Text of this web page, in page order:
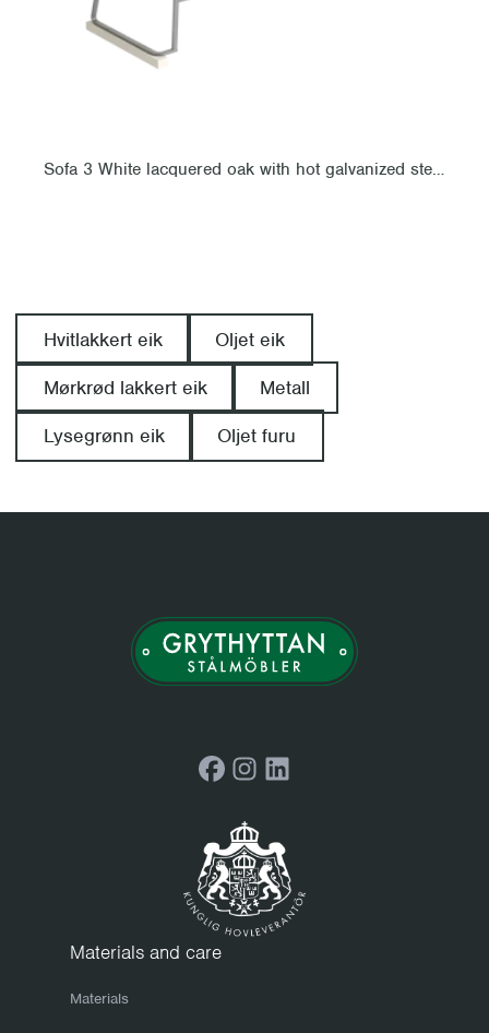
Sofa 3 White lacquered oak with hot galvanized steel base
Hvitlakkert eik
Oljet eik
Mørkrød lakkert eik
Metall
Lysegrønn eik
Oljet furu
FacebookInstagramLinkedIn
Materials and care
Materials